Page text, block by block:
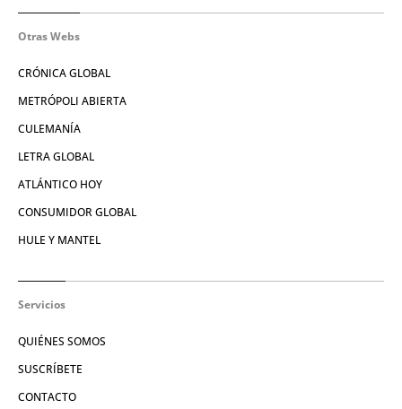
Otras Webs
CRÓNICA GLOBAL
METRÓPOLI ABIERTA
CULEMANÍA
LETRA GLOBAL
ATLÁNTICO HOY
CONSUMIDOR GLOBAL
HULE Y MANTEL
Servicios
QUIÉNES SOMOS
SUSCRÍBETE
CONTACTO